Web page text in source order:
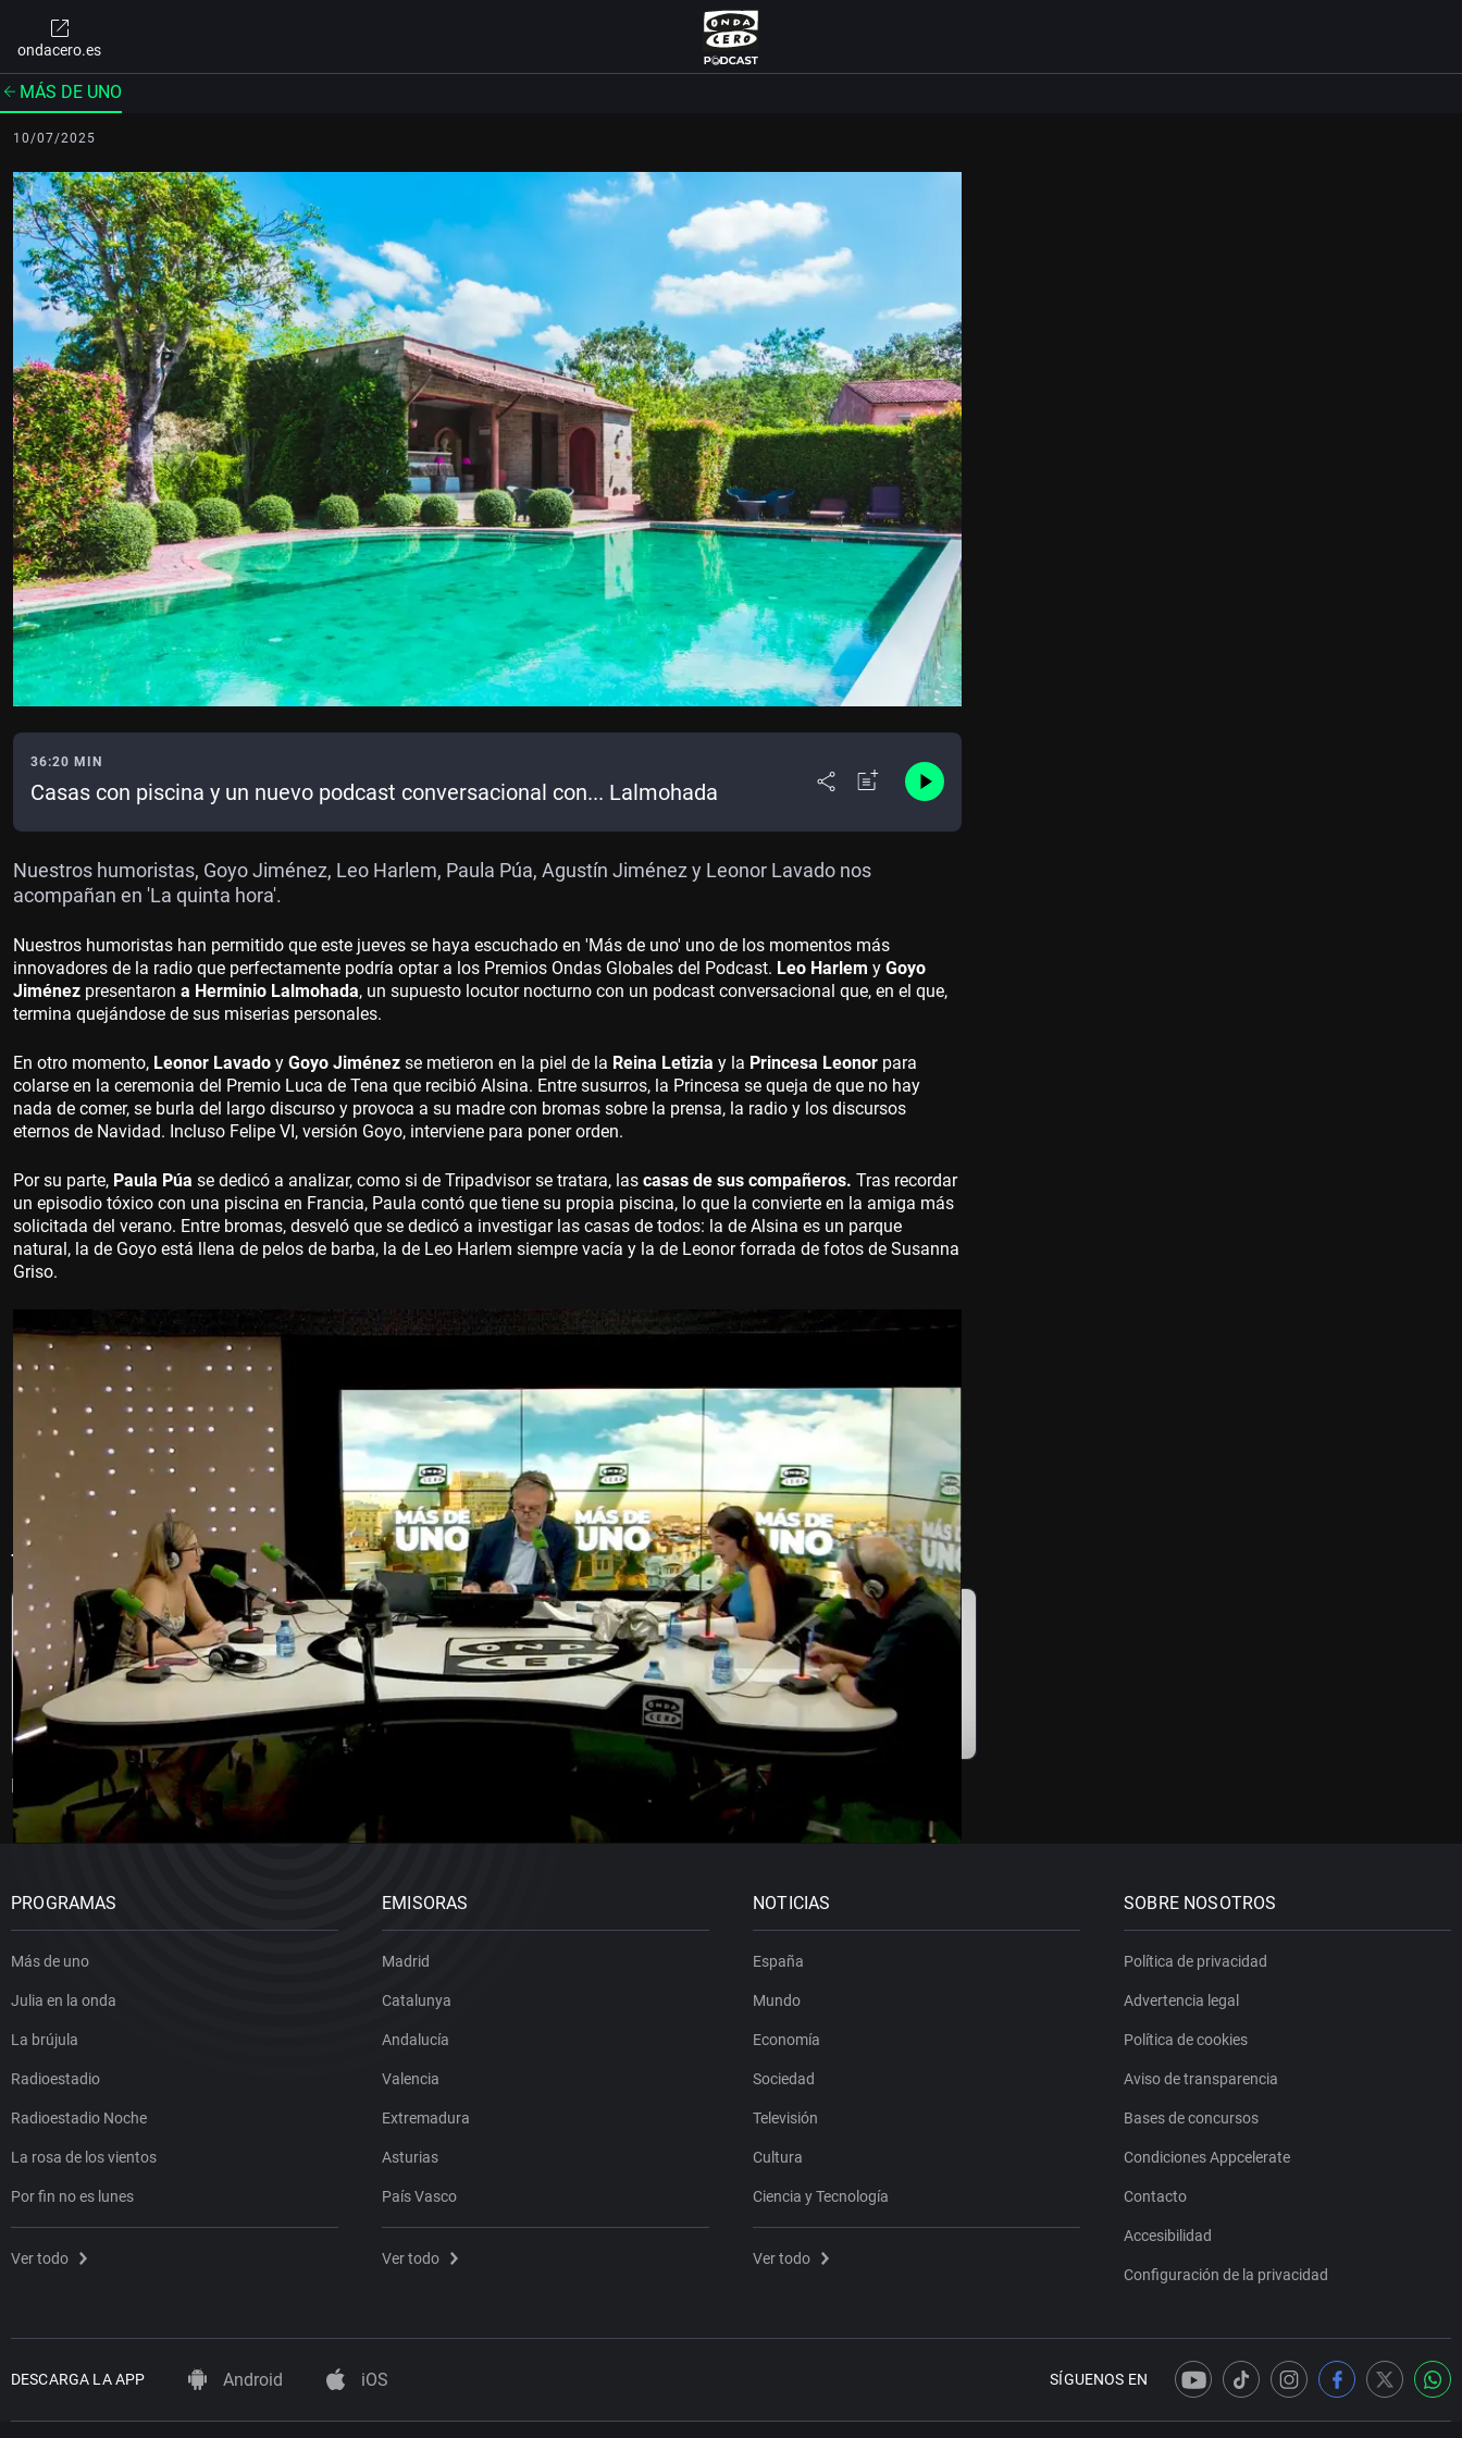
ondacero.es
MÁS DE UNO
10/07/2025
36:20 MIN
Casas con piscina y un nuevo podcast conversacional con... Lalmohada
Nuestros humoristas, Goyo Jiménez, Leo Harlem, Paula Púa, Agustín Jiménez y Leonor Lavado nos
acompañan en 'La quinta hora'.
Nuestros humoristas han permitido que este jueves se haya escuchado en 'Más de uno' uno de los momentos más
innovadores de la radio que perfectamente podría optar a los Premios Ondas Globales del Podcast. Leo Harlem y Goyo
Jiménez presentaron a Herminio Lalmohada, un supuesto locutor nocturno con un podcast conversacional que, en el que,
termina quejándose de sus miserias personales.
En otro momento, Leonor Lavado y Goyo Jiménez se metieron en la piel de la Reina Letizia y la Princesa Leonor para
colarse en la ceremonia del Premio Luca de Tena que recibió Alsina. Entre susurros, la Princesa se queja de que no hay
nada de comer, se burla del largo discurso y provoca a su madre con bromas sobre la prensa, la radio y los discursos
eternos de Navidad. Incluso Felipe VI, versión Goyo, interviene para poner orden.
Por su parte, Paula Púa se dedicó a analizar, como si de Tripadvisor se tratara, las casas de sus compañeros. Tras recordar
un episodio tóxico con una piscina en Francia, Paula contó que tiene su propia piscina, lo que la convierte en la amiga más
solicitada del verano. Entre bromas, desveló que se dedicó a investigar las casas de todos: la de Alsina es un parque
natural, la de Goyo está llena de pelos de barba, la de Leo Harlem siempre vacía y la de Leonor forrada de fotos de Susanna
Griso.
Te puede gustar
La brújula Por fin
PROGRAMAS
Más de uno
Julia en la onda
La brújula
Radioestadio
Radioestadio Noche
La rosa de los vientos
Por fin no es lunes
Ver todo
EMISORAS
Madrid
Catalunya
Andalucía
Valencia
Extremadura
Asturias
País Vasco
Ver todo
NOTICIAS
España
Mundo
Economía
Sociedad
Televisión
Cultura
Ciencia y Tecnología
Ver todo
SOBRE NOSOTROS
Política de privacidad
Advertencia legal
Política de cookies
Aviso de transparencia
Bases de concursos
Condiciones Appcelerate
Contacto
Accesibilidad
Configuración de la privacidad
DESCARGA LA APP Android iOS SÍGUENOS EN